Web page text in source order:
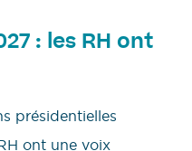
: les RH ont
présidentielles
ont une voix